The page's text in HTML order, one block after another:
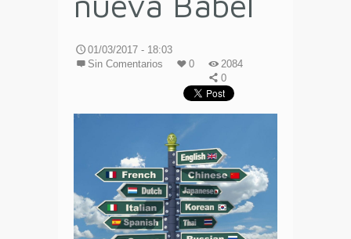
01/03/2017 - 18:03
Sin Comentarios
0
2084
0